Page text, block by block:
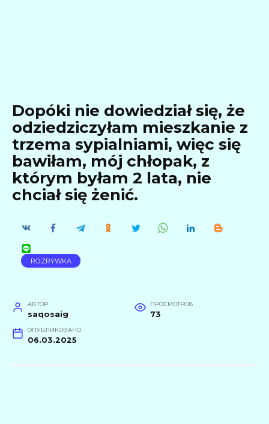
Dopóki nie dowiedział się, że
odziedziczyłam mieszkanie z
trzema sypialniami, więc się
bawiłam, mój chłopak, z
którym byłam 2 lata, nie
chciał się żenić.
ROZRYWKA
АВТОР
saqosaig
ПРОСМОТРОВ
73
ОПУБЛИКОВАНО
06.03.2025